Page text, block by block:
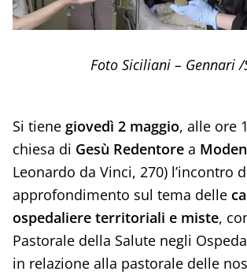
Foto Siciliani – Gennari /
Si tiene giovedì 2 maggio, alle ore
chiesa di Gesù Redentorea
Leonardo da Vinci, 270) l’incontro
approfondimento sul tema delle c
ospedaliere territoriali e miste,
Pastorale della Salute negli
in relazione alla pastorale delle